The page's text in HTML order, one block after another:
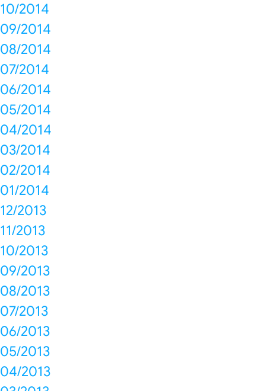
10/2014
09/2014
08/2014
07/2014
06/2014
05/2014
04/2014
03/2014
02/2014
01/2014
12/2013
11/2013
10/2013
09/2013
08/2013
07/2013
06/2013
05/2013
04/2013